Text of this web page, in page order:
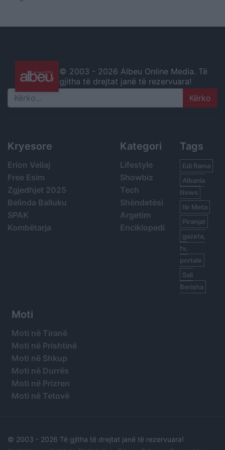
© 2003 - 2026 Albeu Online Media. Të
gjitha të drejtat janë të rezervuara!
Search
Kryesore
Erion Veliaj
Free Esim
Zgjedhjet 2025
Belinda Balluku
SPAK
Kombëtarja
Kategori
Lifestyle
Showbiz
Tech
Shëndetësi
Argetim
Enciklopedi
Tags
Edi Rama
Albania
News
Ilir Meta
Piranjat
gazeta,
tv,
portale
Sali
Berisha
Moti
Moti në Tiranë
Moti në Prishtinë
Moti në Shkup
Moti në Durrës
Moti në Prizren
Moti në Tetovë
© 2003 - 2026 Të gjitha të drejtat janë të rezervuara!